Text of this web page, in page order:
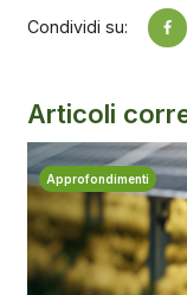
Condividi su:
Articoli
Approfondimenti